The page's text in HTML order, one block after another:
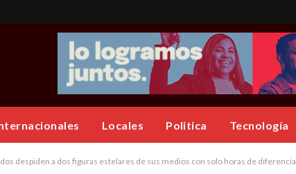
Locales Politica Tecnología
despiden a dos figuras estelares de sus medios con solo horas de diferencia